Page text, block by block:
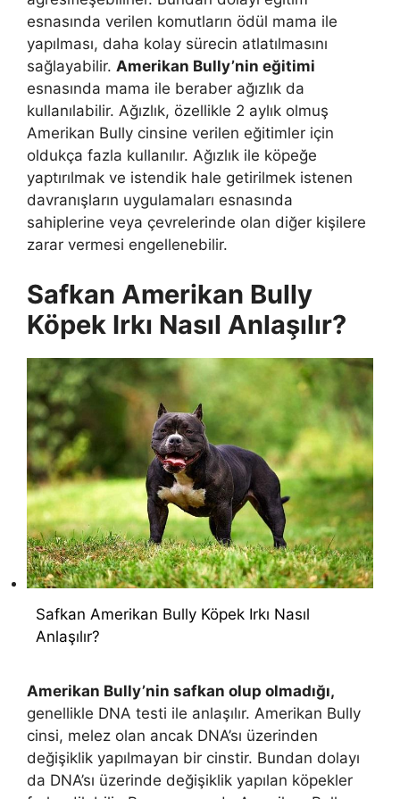
esnasında verilen komutların ödül mama ile
yapılması, daha kolay sürecin atlatılmasını
sağlayabilir. Amerikan Bully’nin eğitimi
esnasında mama ile beraber ağızlık da
kullanılabilir. Ağızlık, özellikle 2 aylık olmuş
Amerikan Bully cinsine verilen eğitimler için
oldukça fazla kullanılır. Ağızlık ile köpeğe
yaptırılmak ve istendik hale getirilmek istenen
davranışların uygulamaları esnasında
sahiplerine veya çevrelerinde olan diğer kişilere
zarar vermesi engellenebilir.
Safkan Amerikan Bully
Köpek Irkı Nasıl Anlaşılır?
Safkan Amerikan Bully Köpek Irkı Nasıl
Anlaşılır?
Amerikan Bully’nin safkan olup olmadığı,
genellikle DNA testi ile anlaşılır. Amerikan Bully
cinsi, melez olan ancak DNA’sı üzerinden
değişiklik yapılmayan bir cinstir. Bundan dolayı
da DNA’sı üzerinde değişiklik yapılan köpekler